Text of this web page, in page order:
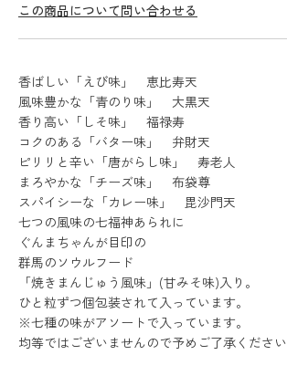
この商品について問い合わせる
香ばしい「えび味」 恵比寿天
風味豊かな「青のり味」 大黒天
香り高い「しそ味」 福禄寿
コクのある「バター味」 弁財天
ピリリと辛い「唐がらし味」 寿老人
まろやかな「チーズ味」 布袋尊
スパイシーな「カレー味」 毘沙門天
七つの風味の七福神あられに
ぐんまちゃんが目印の
群馬のソウルフード
「焼きまんじゅう風味」(甘みそ味)入り。
ひと粒ずつ個包装されて入っています。
※七種の味がアソートで入っています。
均等ではございませんので予めご了承ください